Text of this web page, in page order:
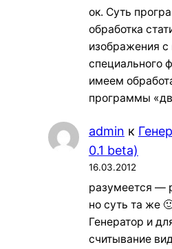
ок. Суть
обработка
изображения
специального
имеем
программы
admin к
0.1 beta)
16.03.2012
разумеется —
но суть та же
Генератор и
считывание